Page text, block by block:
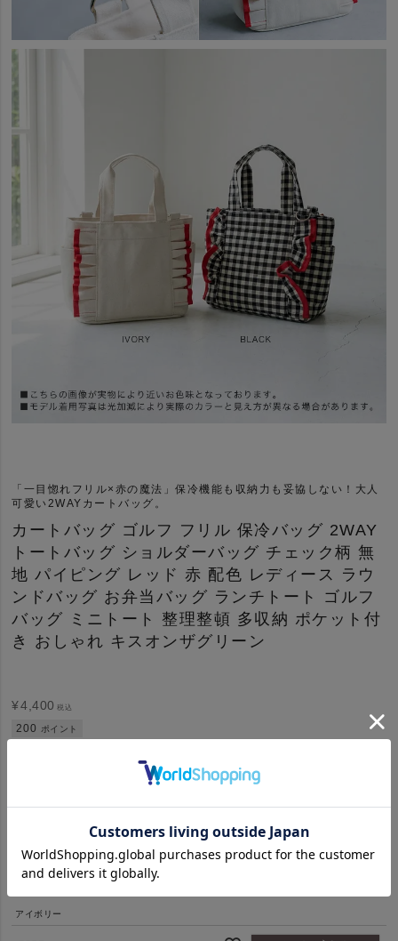
「一目惚れフリル×赤の魔法」保冷機能も収納力も妥協しない！大人
可愛い2WAYカートバッグ。
カートバッグ ゴルフ フリル 保冷バッグ 2WAY
トートバッグ ショルダーバッグ チェック柄 無
地 パイピング レッド 赤 配色 レディース ラウ
ンドバッグ お弁当バッグ ランチトート ゴルフ
バッグ ミニトート 整理整頓 多収納 ポケット付
き おしゃれ キスオンザグリーン
¥4,400 税込
200 ポイント
【重要】セール商品はキャンセル・返品交換不可となっておりま
す。
販売期間 2026/04/25 12:00
アイボリー